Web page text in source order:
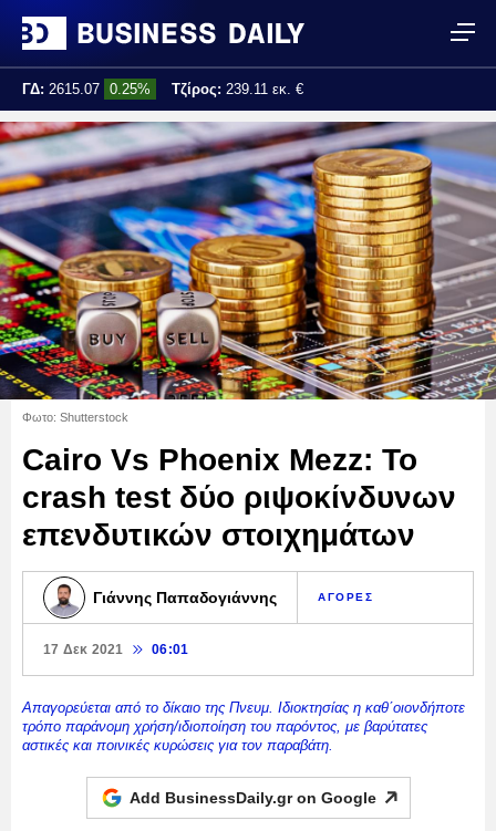
ΓΔ: 2615.07 0.25% Τζίρος: 239.11 εκ. €
Τελ. ενημέρωση: 17:25:01
Φωτο: Shutterstock
Cairo Vs Phoenix Mezz: Το
crash test δύο ριψοκίνδυνων
επενδυτικών στοιχημάτων
Γιάννης Παπαδογιάννης ΑΓΟΡΕΣ
17 Δεκ 2021 06:01
Απαγορεύεται από το δίκαιο της Πνευμ. Ιδιοκτησίας η καθ΄οιονδήποτε
τρόπο παράνομη χρήση/ιδιοποίηση του παρόντος, με βαρύτατες
αστικές και ποινικές κυρώσεις για τον παραβάτη.
Add BusinessDaily.gr on Google